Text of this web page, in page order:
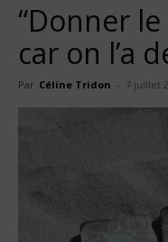
“Donner
car on l’a
Par Céline Tridon - 7 juillet